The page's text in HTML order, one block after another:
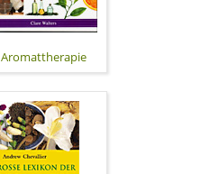
Aromattherapie